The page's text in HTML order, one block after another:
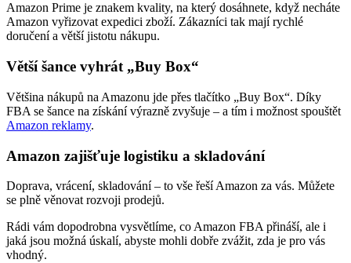
Amazon Prime je znakem kvality, na který dosáhnete, když necháte
Amazon vyřizovat expedici zboží. Zákazníci tak mají rychlé
doručení a větší jistotu nákupu.
Větší šance vyhrát „Buy Box“
Většina nákupů na Amazonu jde přes tlačítko „Buy Box“. Díky
FBA se šance na získání výrazně zvyšuje – a tím i možnost spouštět
Amazon reklamy.
Amazon zajišťuje logistiku a skladování
Doprava, vrácení, skladování – to vše řeší Amazon za vás. Můžete
se plně věnovat rozvoji prodejů.
Rádi vám dopodrobna vysvětlíme, co Amazon FBA přináší, ale i
jaká jsou možná úskalí, abyste mohli dobře zvážit, zda je pro vás
vhodný.